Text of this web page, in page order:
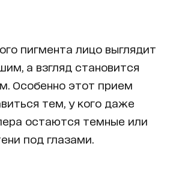
пигмента лицо выглядит
а взгляд становится
Особенно этот прием
тем, у кого даже
остаются темные или
под глазами.